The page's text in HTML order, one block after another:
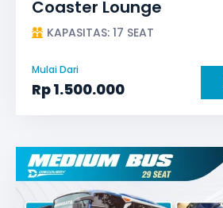
Coaster Lounge
KAPASITAS: 17 SEAT
Mulai Dari
Rp1.500.000